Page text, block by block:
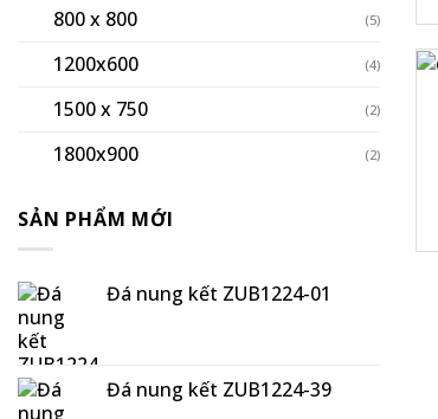
800 x 800 (5)
1200x600 (4)
1500 x 750 (2)
1800x900 (2)
SẢN PHẨM MỚI
Đá nung kết ZUB1224-01
Đá nung kết ZUB1224-39